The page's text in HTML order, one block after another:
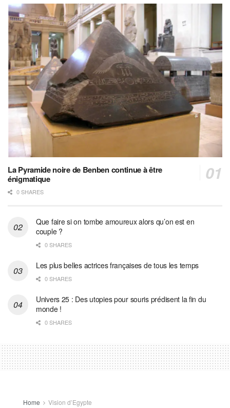
La Pyramide noire de Benben continue à être
énigmatique
0 SHARES
Que faire si on tombe amoureux alors qu’on est en
couple ?
0 SHARES
Les plus belles actrices françaises de tous les temps
0 SHARES
Univers 25 : Des utopies pour souris prédisent la fin du
monde !
0 SHARES
Home Vision d’Egypte